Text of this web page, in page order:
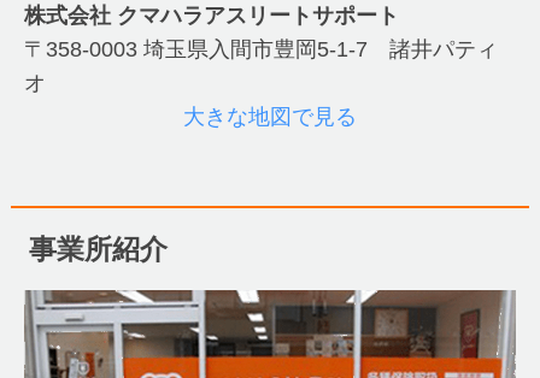
株式会社 クマハラアスリートサポート
〒358-0003 埼玉県入間市豊岡5-1-7 諸井パティ
オ
大きな地図で見る
事業所紹介